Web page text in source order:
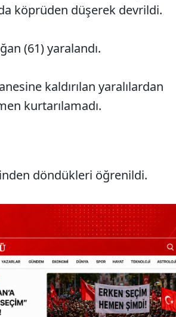
köprüden düşerek devrildi.
(61) yaralandı.
kaldırılan yaralılardan
kurtarılamadı.
döndükleri öğrenildi.